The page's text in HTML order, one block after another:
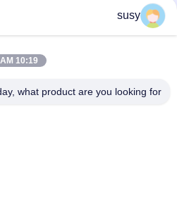
susy
10:19 AM
what product are you looking for?